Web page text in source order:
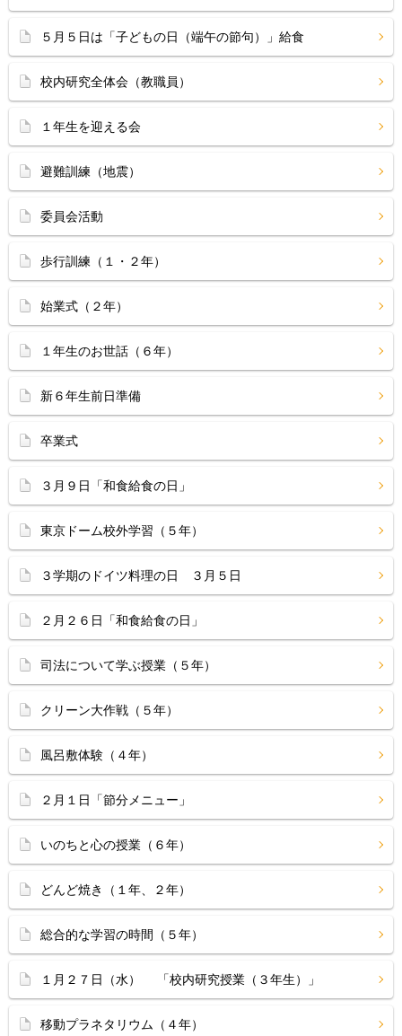
５月５日は「子どもの日（端午の節句）」給食
校内研究全体会（教職員）
１年生を迎える会
避難訓練（地震）
委員会活動
歩行訓練（１・２年）
始業式（２年）
１年生のお世話（６年）
新６年生前日準備
卒業式
３月９日「和食給食の日」
東京ドーム校外学習（５年）
３学期のドイツ料理の日 ３月５日
２月２６日「和食給食の日」
司法について学ぶ授業（５年）
クリーン大作戦（５年）
風呂敷体験（４年）
２月１日「節分メニュー」
いのちと心の授業（６年）
どんど焼き（１年、２年）
総合的な学習の時間（５年）
１月２７日（水） 「校内研究授業（３年生）」
移動プラネタリウム（４年）